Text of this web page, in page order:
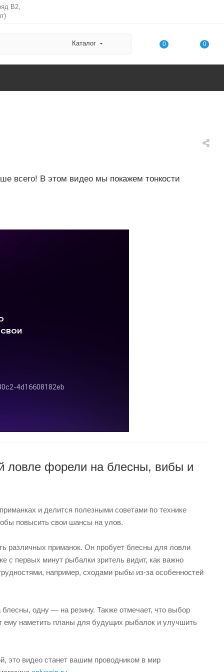
В2,
Каталог 0 0
всего! В этом видео мы покажем тонкости
ловле форели на блесны, вибы и
и делится полезными советами по технике
повысить свои шансы на улов.
различных приманок. Он пробует блесны для ловли
с первых минут рыбалки зритель видит, как важно
например, сходами рыбы из-за особенностей
одну — на резину. Также отмечает, что выбор
ему наметить планы для будущих рыбалок и улучшить
это видео станет вашим проводником в мир